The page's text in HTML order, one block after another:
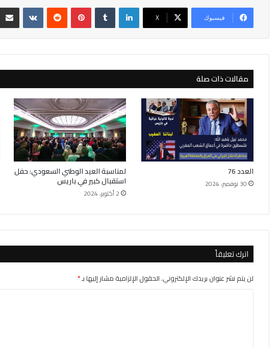
فيسبوك ‫X
لينكدإن بينتيريست
مقالات ذات صلة
العدد 76
30 نوفمبر، 2024
لمناسبة العيد الوطني السعودي: حفل
استقبال كبير في باريس
2 أكتوبر، 2024
اترك تعليقاً
لن يتم نشر عنوان بريدك الإلكتروني.الحقول الإلزامية مشار إليها بـ*